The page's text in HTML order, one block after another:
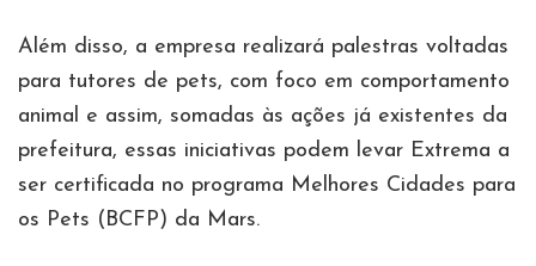
Além disso, a empresa realizará palestras voltadas
para tutores de pets, com foco em comportamento
animal e assim, somadas às ações já existentes da
prefeitura, essas iniciativas podem levar Extrema a
ser certificada no programa Melhores Cidades para
os Pets (BCFP) da Mars.